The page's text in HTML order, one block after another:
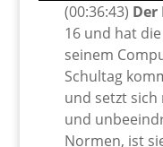
(00:36:43)
16 und hat
seinem
Schultag
und setzt
und
Normen, ist